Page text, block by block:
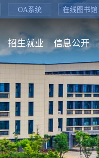
OA系统 在线图书馆
招生就业 信息公开